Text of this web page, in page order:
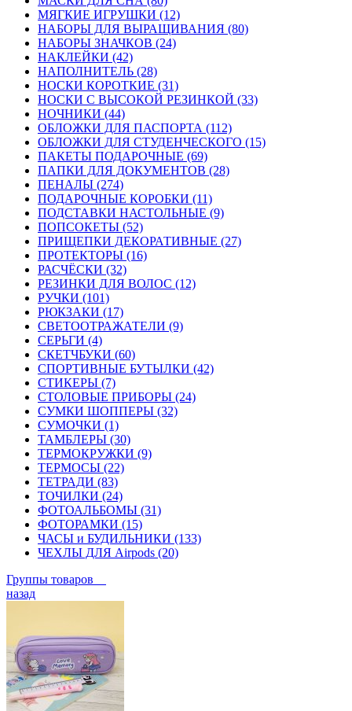
МЯГКИЕ ИГРУШКИ (12)
НАБОРЫ ДЛЯ ВЫРАЩИВАНИЯ (80)
НАБОРЫ ЗНАЧКОВ (24)
НАКЛЕЙКИ (42)
НАПОЛНИТЕЛЬ (28)
НОСКИ КОРОТКИЕ (31)
НОСКИ С ВЫСОКОЙ РЕЗИНКОЙ (33)
НОЧНИКИ (44)
ОБЛОЖКИ ДЛЯ ПАСПОРТА (112)
ОБЛОЖКИ ДЛЯ СТУДЕНЧЕСКОГО (15)
ПАКЕТЫ ПОДАРОЧНЫЕ (69)
ПАПКИ ДЛЯ ДОКУМЕНТОВ (28)
ПЕНАЛЫ (274)
ПОДАРОЧНЫЕ КОРОБКИ (11)
ПОДСТАВКИ НАСТОЛЬНЫЕ (9)
ПОПСОКЕТЫ (52)
ПРИЩЕПКИ ДЕКОРАТИВНЫЕ (27)
ПРОТЕКТОРЫ (16)
РАСЧЁСКИ (32)
РЕЗИНКИ ДЛЯ ВОЛОС (12)
РУЧКИ (101)
РЮКЗАКИ (17)
СВЕТООТРАЖАТЕЛИ (9)
СЕРЬГИ (4)
СКЕТЧБУКИ (60)
СПОРТИВНЫЕ БУТЫЛКИ (42)
СТИКЕРЫ (7)
СТОЛОВЫЕ ПРИБОРЫ (24)
СУМКИ ШОППЕРЫ (32)
СУМОЧКИ (1)
ТАМБЛЕРЫ (30)
ТЕРМОКРУЖКИ (9)
ТЕРМОСЫ (22)
ТЕТРАДИ (83)
ТОЧИЛКИ (24)
ФОТОАЛЬБОМЫ (31)
ФОТОРАМКИ (15)
ЧАСЫ и БУДИЛЬНИКИ (133)
ЧЕХЛЫ ДЛЯ Airpods (20)
Группы товаров
назад